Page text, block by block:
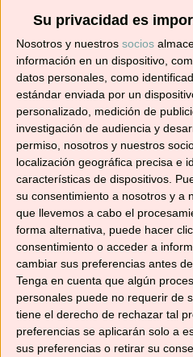
Su privacidad es
Nosotros y nuestros socios
información en un dispositivo,
datos personales, como
estándar enviada por un
personalizado, medición de
investigación de audiencia y
permiso, nosotros y nuestros
localización geográfica precisa e
características de dispositivos.
su consentimiento a nosotros y a
que llevemos a cabo el
forma alternativa, puede hacer
consentimiento o acceder a
cambiar sus preferencias antes
Tenga en cuenta que algún
personales puede no requerir de
tiene el derecho de rechazar tal
preferencias se aplicarán solo a
sus preferencias o retirar su
Suscríbete ahora para
en tu correo.
¡No te pierdas ninguna!
Dirección
de
correo
electrónico
Suscribir
YouTube